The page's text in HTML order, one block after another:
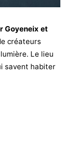
Goyeneix et
créateurs
Le lieu
savent habiter